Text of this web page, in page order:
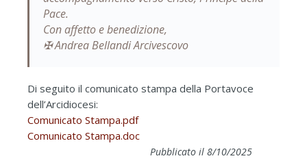
Pace.
Con affetto e benedizione,
✠ Andrea Bellandi Arcivescovo
Di seguito il comunicato stampa della Portavoce
dell’Arcidiocesi:
Comunicato Stampa.pdf
Comunicato Stampa.doc
Pubblicato il 8/10/2025